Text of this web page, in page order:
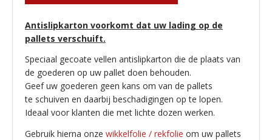
Antislipkarton voorkomt dat uw lading op de
pallets verschuift.
Speciaal gecoate vellen antislipkarton die de plaats van
de goederen op uw pallet doen behouden.
Geef uw goederen geen kans om van de pallets
te schuiven en daarbij beschadigingen op te lopen.
Ideaal voor klanten die met lichte dozen werken.
Gebruik hierna onze wikkelfolie / rekfolie om uw pallets